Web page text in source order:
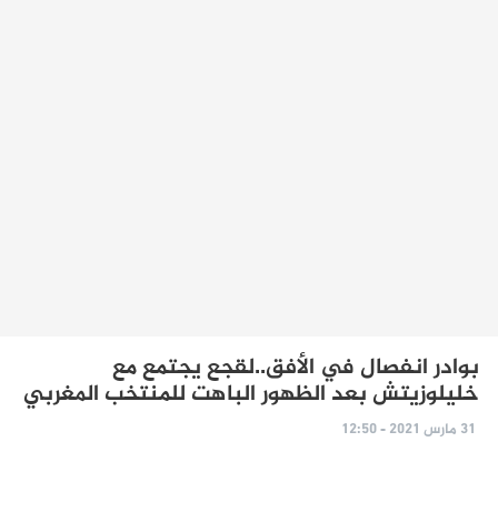
بوادر انفصال في الأفق..لقجع يجتمع مع
خليلوزيتش بعد الظهور الباهت للمنتخب المغربي
31 مارس 2021 - 12:50